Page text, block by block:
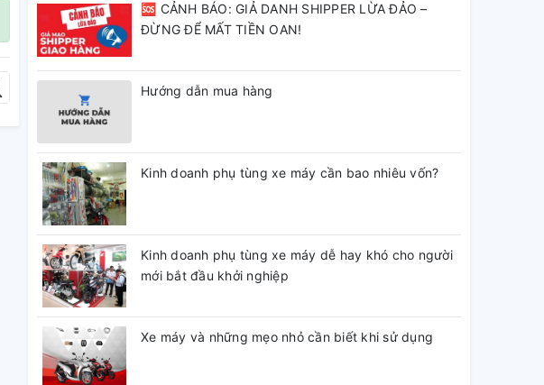
🆘 CẢNH BÁO: GIẢ DANH SHIPPER LỪA ĐẢO –
ĐỪNG ĐỂ MẤT TIỀN OAN!
Hướng dẫn mua hàng
Kinh doanh phụ tùng xe máy cần bao nhiêu vốn?
Kinh doanh phụ tùng xe máy dễ hay khó cho người
mới bắt đầu khởi nghiệp
Xe máy và những mẹo nhỏ cần biết khi sử dụng